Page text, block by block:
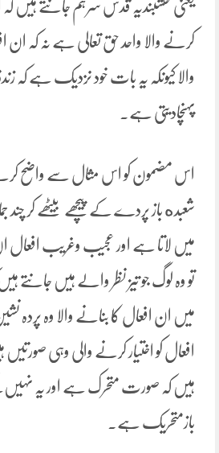
یعنی نقشبندیہ قدس سرہم جانتے ہیں کہ
کرنے والا واحد حق تعالی ہے نہ کہ ان
والا کیونکہ یہ بات خود نزدیک ہے کہ
پہنچادیتی ہے۔
اس مضمون کو اس مثال سے واضح
شعبده باز پردے کے پیچھے بیٹھے کر چند
میں لاتا ہے اور عجیب وغریب افعال
تو وہ لوگ جو تیز نظر والے ہیں جانتے
میں ان افعال کا بنانے والا وہ
افعال کو اختیار کرنے والی وہی
ہیں کہ صورت متحرک ہے اور یہ نہیں
بازمتحریک ہے۔